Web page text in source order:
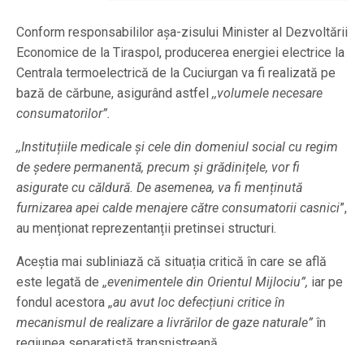
Conform responsabililor așa-zisului Minister al Dezvoltării
Economice de la Tiraspol, producerea energiei electrice la
Centrala termoelectrică de la Cuciurgan va fi realizată pe
bază de cărbune, asigurând astfel ,,volumele necesare
consumatorilor”.
,,Instituțiile medicale și cele din domeniul social cu regim
de ședere permanentă, precum și grădinițele, vor fi
asigurate cu căldură. De asemenea, va fi menținută
furnizarea apei calde menajere către consumatorii casnici”,
au menționat reprezentanții pretinsei structuri.
Aceștia mai subliniază că situația critică în care se află
este legată de ,,evenimentele din Orientul Mijlociu”, iar pe
fondul acestora ,,au avut loc defecțiuni critice în
mecanismul de realizare a livrărilor de gaze naturale” în